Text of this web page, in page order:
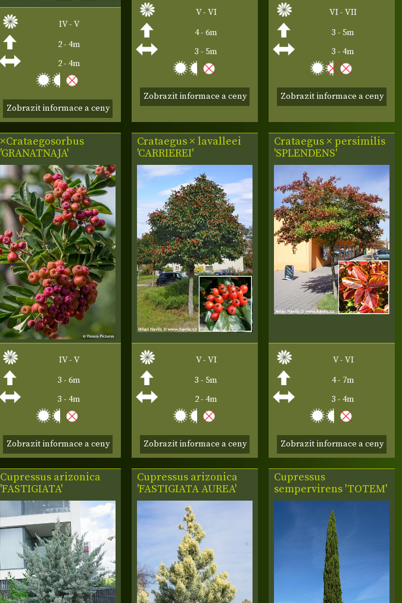
IV - V
2 - 4m
2 - 4m
Zobrazit informace a ceny
V - VI
4 - 6m
3 - 5m
Zobrazit informace a ceny
VI - VII
3 - 5m
3 - 4m
Zobrazit informace a ceny
×Crataegosorbus
'GRANATNAJA'
IV - V
3 - 6m
3 - 4m
Zobrazit informace a ceny
Crataegus × lavalleei
'CARRIEREI'
V - VI
3 - 5m
2 - 4m
Zobrazit informace a ceny
Crataegus × persimilis
'SPLENDENS'
V - VI
4 - 7m
3 - 4m
Zobrazit informace a ceny
Cupressus arizonica
'FASTIGIATA'
Cupressus arizonica
'FASTIGIATA AUREA'
Cupressus
sempervirens 'TOTEM'